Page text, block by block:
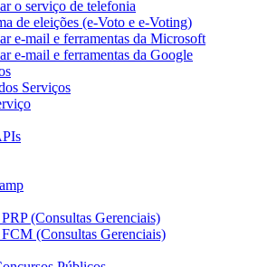
o serviço de telefonia
de eleições (e-Voto e e-Voting)
e-mail e ferramentas da Microsoft
e-mail e ferramentas da Google
Serviços
(Consultas Gerenciais)
(Consultas Gerenciais)